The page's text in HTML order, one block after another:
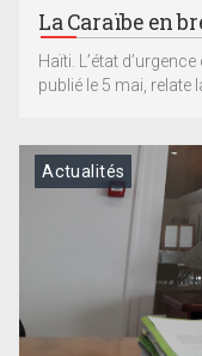
La Caraïbe en
Haïti. L’état
publié le 5 mai, relate
Actualités